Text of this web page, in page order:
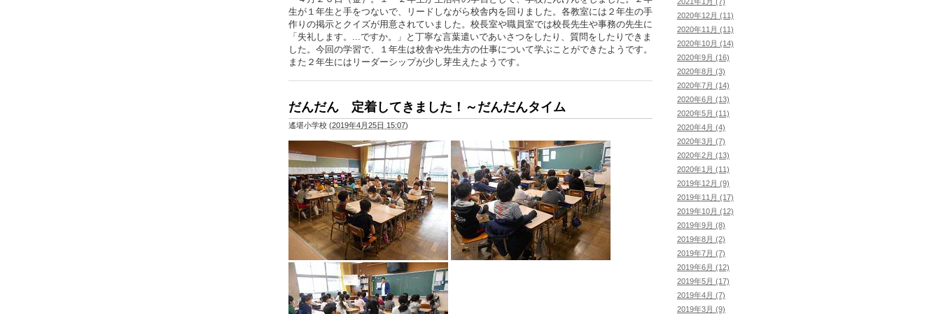
生が１年生と手をつないで、リードしながら校舎内を回りました。各教室には２年生の手
作りの掲示とクイズが用意されていました。校長室や職員室では校長先生や事務の先生に
「失礼します。...ですか。」と丁寧な言葉遣いであいさつをしたり、質問をしたりできま
した。今回の学習で、１年生は校舎や先生方の仕事について学ぶことができたようです。
また２年生にはリーダーシップが少し芽生えたようです。
だんだん 定着してきました！～だんだんタイム
遙堪小学校 (2019年4月25日 15:07)
2020年12月 (11)
2020年11月 (11)
2020年10月 (14)
2020年9月 (16)
2020年8月 (3)
2020年7月 (14)
2020年6月 (13)
2020年5月 (11)
2020年4月 (4)
2020年3月 (7)
2020年2月 (13)
2020年1月 (11)
2019年12月 (9)
2019年11月 (17)
2019年10月 (12)
2019年9月 (8)
2019年8月 (2)
2019年7月 (7)
2019年6月 (12)
2019年5月 (17)
2019年4月 (7)
2019年3月 (9)